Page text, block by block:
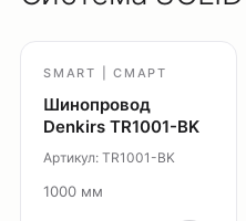
SMART | СМАРТ
Шинопровод
Denkirs TR1001-BK
Артикул: TR1001-BK
1000 мм
Трековые системы
Каталог
Обмен и возврат
Поддержка